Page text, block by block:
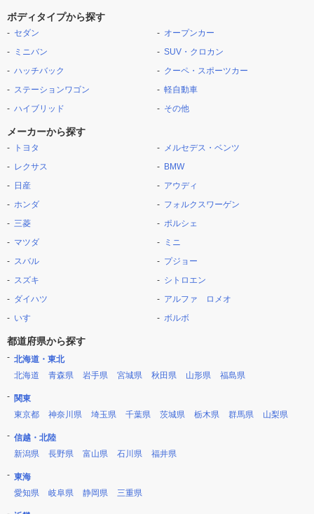
ボディタイプから探す
セダン
ミニバン
ハッチバック
ステーションワゴン
ハイブリッド
オープンカー
SUV・クロカン
クーペ・スポーツカー
軽自動車
その他
メーカーから探す
トヨタ
レクサス
日産
ホンダ
三菱
マツダ
スバル
スズキ
ダイハツ
いすゞ
メルセデス・ベンツ
BMW
アウディ
フォルクスワーゲン
ポルシェ
ミニ
プジョー
シトロエン
アルファ ロメオ
ボルボ
都道府県から探す
北海道・東北
北海道
青森県 岩手県 宮城県 秋田県 山形県 福島県
関東
東京都
神奈川県 埼玉県 千葉県 茨城県 栃木県 群馬県 山梨県
信越・北陸
新潟県
長野県 富山県 石川県 福井県
東海
愛知県
岐阜県 静岡県 三重県